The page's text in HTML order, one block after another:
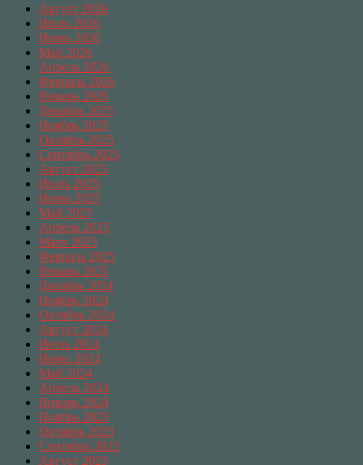
Август 2026
Июль 2026
Июнь 2026
Май 2026
Апрель 2026
Февраль 2026
Январь 2026
Декабрь 2025
Ноябрь 2025
Октябрь 2025
Сентябрь 2025
Август 2025
Июль 2025
Июнь 2025
Май 2025
Апрель 2025
Март 2025
Февраль 2025
Январь 2025
Декабрь 2024
Ноябрь 2024
Октябрь 2024
Август 2024
Июль 2024
Июнь 2024
Май 2024
Апрель 2024
Январь 2024
Ноябрь 2023
Октябрь 2023
Сентябрь 2023
Август 2023